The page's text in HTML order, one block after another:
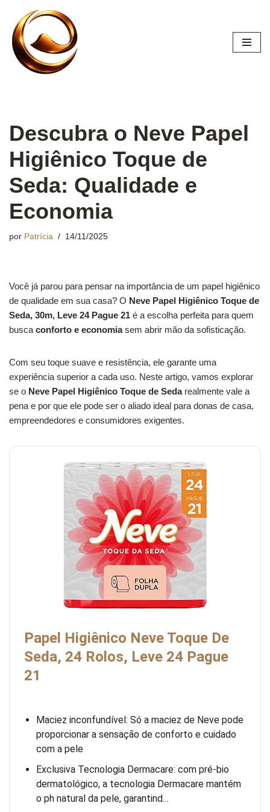
Pular
para
conteúdo
Descubra o Neve Papel
Higiênico Toque de
Seda: Qualidade e
Economia
por Patrícia 14/11/2025
Você já parou para pensar na importância de um papel higiênico
de qualidade em sua casa? O Neve Papel Higiênico Toque de
Seda, 30m, Leve 24 Pague 21 é a escolha perfeita para quem
busca conforto e economiasem abrir mão da sofisticação.
Com seu toque suave e resistência, ele garante uma
experiência superior a cada uso. Neste artigo, vamos explorar
se o Neve Papel Higiênico Toque de Sedarealmente vale a
pena e por que ele pode ser o aliado ideal para donas de casa,
empreendedores e consumidores exigentes.
Papel Higiênico Neve Toque De
Seda, 24 Rolos, Leve 24 Pague
21
Maciez inconfundível: Só a maciez de Neve pode
proporcionar a sensação de conforto e cuidado
com a pele
Exclusiva Tecnologia Dermacare: com pré-bio
dermatológico, a tecnologia Dermacare mantém
o ph natural da pele, garantind…